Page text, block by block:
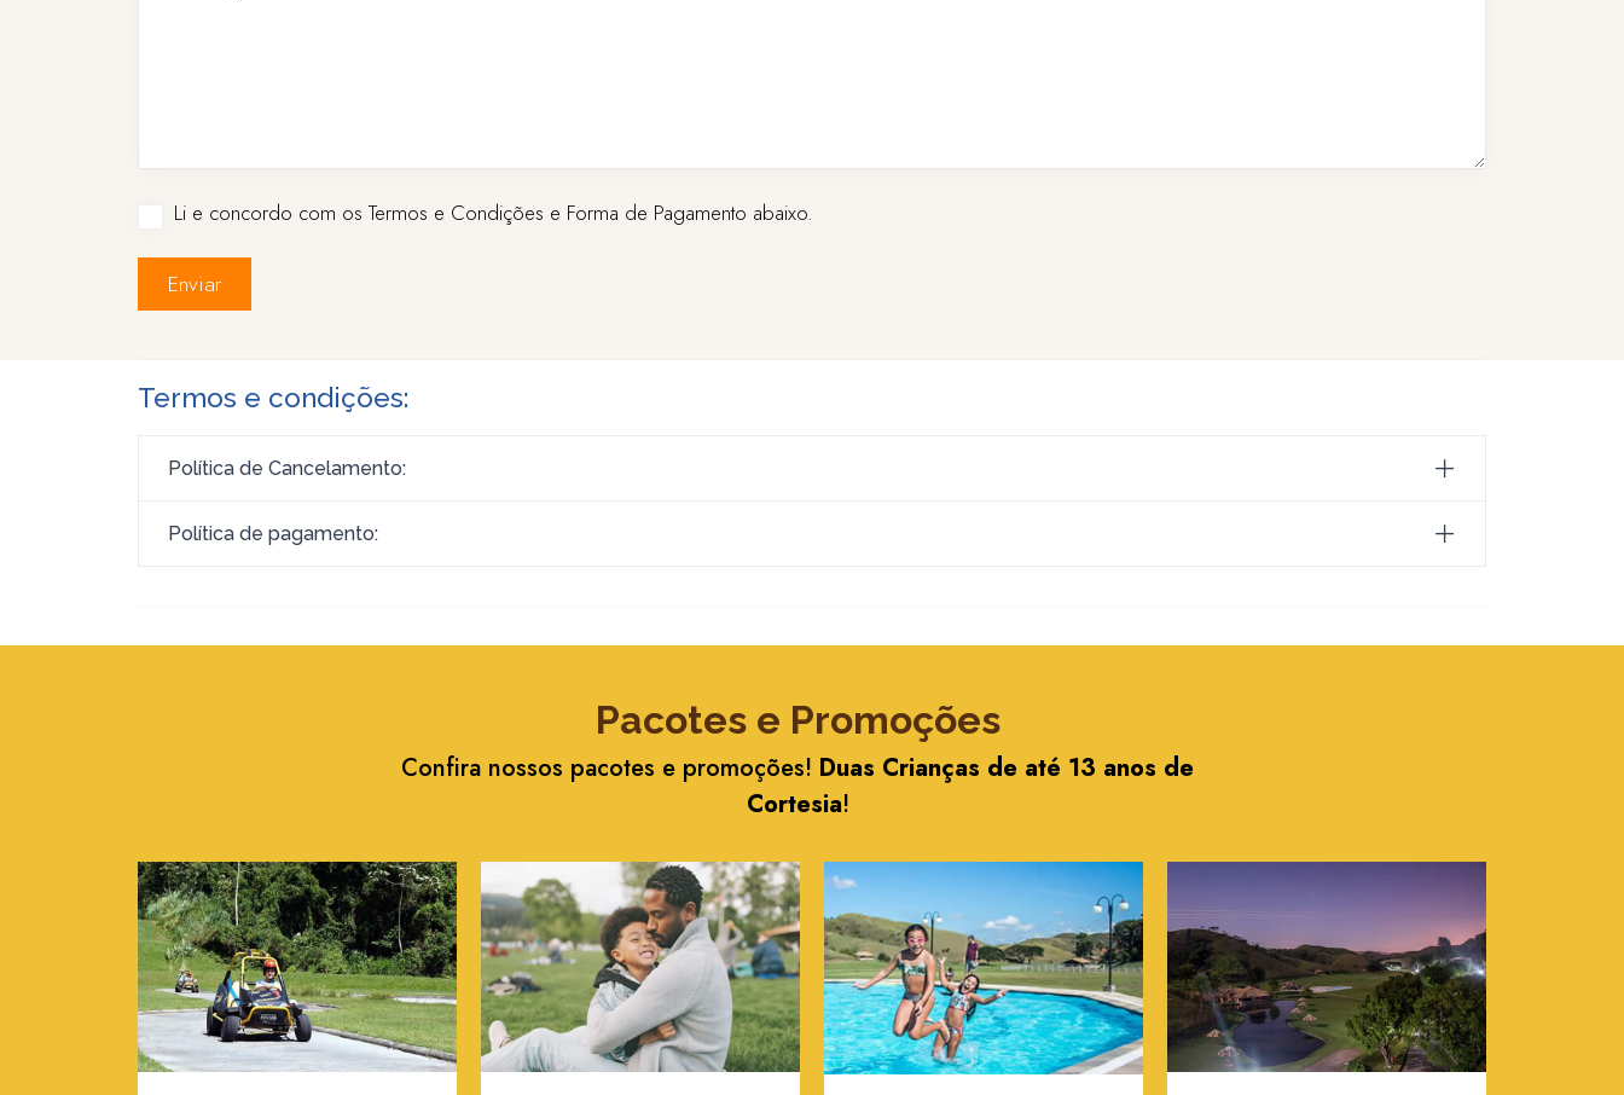
Li e concordo com os Termos e Condições e Forma de Pagamento abaixo.
Enviar
Termos e condições:
Política de Cancelamento:
Política de pagamento:
Pacotes e Promoções
Confira nossos pacotes e promoções! Duas Crianças de até 13 anos de
Cortesia!